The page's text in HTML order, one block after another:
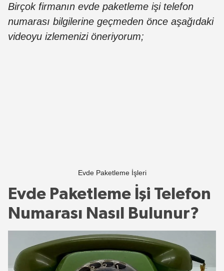
Birçok firmanın evde paketleme işi telefon
numarası bilgilerine geçmeden önce aşağıdaki
videoyu izlemenizi öneriyorum;
Evde Paketleme İşleri
Evde Paketleme İşi Telefon
Numarası Nasıl Bulunur?